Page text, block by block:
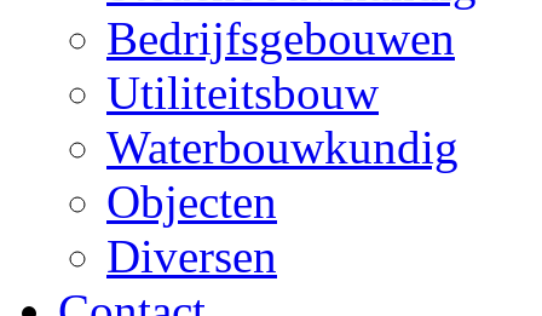
Bedrijfsgebouwen
Utiliteitsbouw
Waterbouwkundig
Objecten
Diversen